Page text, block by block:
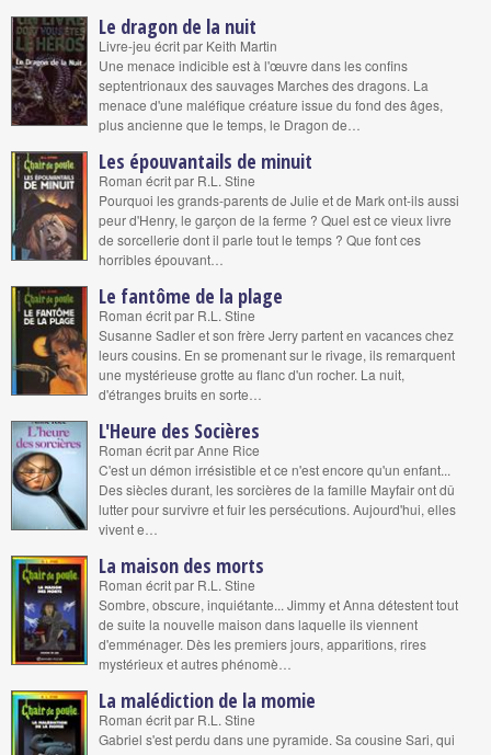
Le dragon de la nuit
Livre-jeu écrit par Keith Martin
Une menace indicible est à l'œuvre dans les confins
septentrionaux des sauvages Marches des dragons. La
menace d'une maléfique créature issue du fond des âges,
plus ancienne que le temps, le Dragon de…
Les épouvantails de minuit
Roman écrit par R.L. Stine
Pourquoi les grands-parents de Julie et de Mark ont-ils aussi
peur d'Henry, le garçon de la ferme ? Quel est ce vieux livre
de sorcellerie dont il parle tout le temps ? Que font ces
horribles épouvant…
Le fantôme de la plage
Roman écrit par R.L. Stine
Susanne Sadler et son frère Jerry partent en vacances chez
leurs cousins. En se promenant sur le rivage, ils remarquent
une mystérieuse grotte au flanc d'un rocher. La nuit,
d'étranges bruits en sorte…
L'Heure des Socières
Roman écrit par Anne Rice
C'est un démon irrésistible et ce n'est encore qu'un enfant...
Des siècles durant, les sorcières de la famille Mayfair ont dû
lutter pour survivre et fuir les persécutions. Aujourd'hui, elles
vivent e…
La maison des morts
Roman écrit par R.L. Stine
Sombre, obscure, inquiétante... Jimmy et Anna détestent tout
de suite la nouvelle maison dans laquelle ils viennent
d'emménager. Dès les premiers jours, apparitions, rires
mystérieux et autres phénomè…
La malédiction de la momie
Roman écrit par R.L. Stine
Gabriel s'est perdu dans une pyramide. Sa cousine Sari, qui